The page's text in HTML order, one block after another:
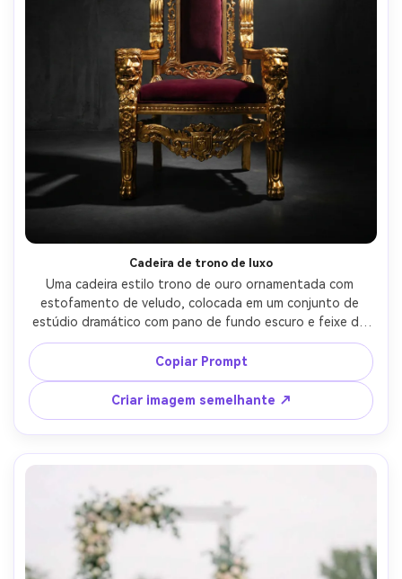
Cadeira de trono de luxo
Uma cadeira estilo trono de ouro ornamentada com
estofamento de veludo, colocada em um conjunto de
estúdio dramático com pano de fundo escuro e feixe de
holofote, forte luz chave criando brilho metálico e
sombras profundas, tirada em Sony A1, 85mm, f/4,
fantasia editorial-vibe de luxo, esculturas douradas
fotorealistas, alto detalhe- -ar 4:5
Copiar Prompt
Criar imagem semelhante ↗